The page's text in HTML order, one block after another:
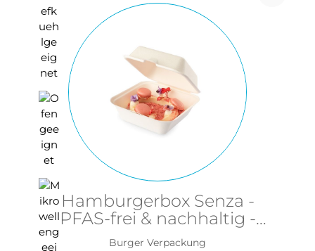
Hamburgerbox Senza -
PFAS-frei & nachhaltig -
155x155x80mm aus Bagasse
Burger Verpackung